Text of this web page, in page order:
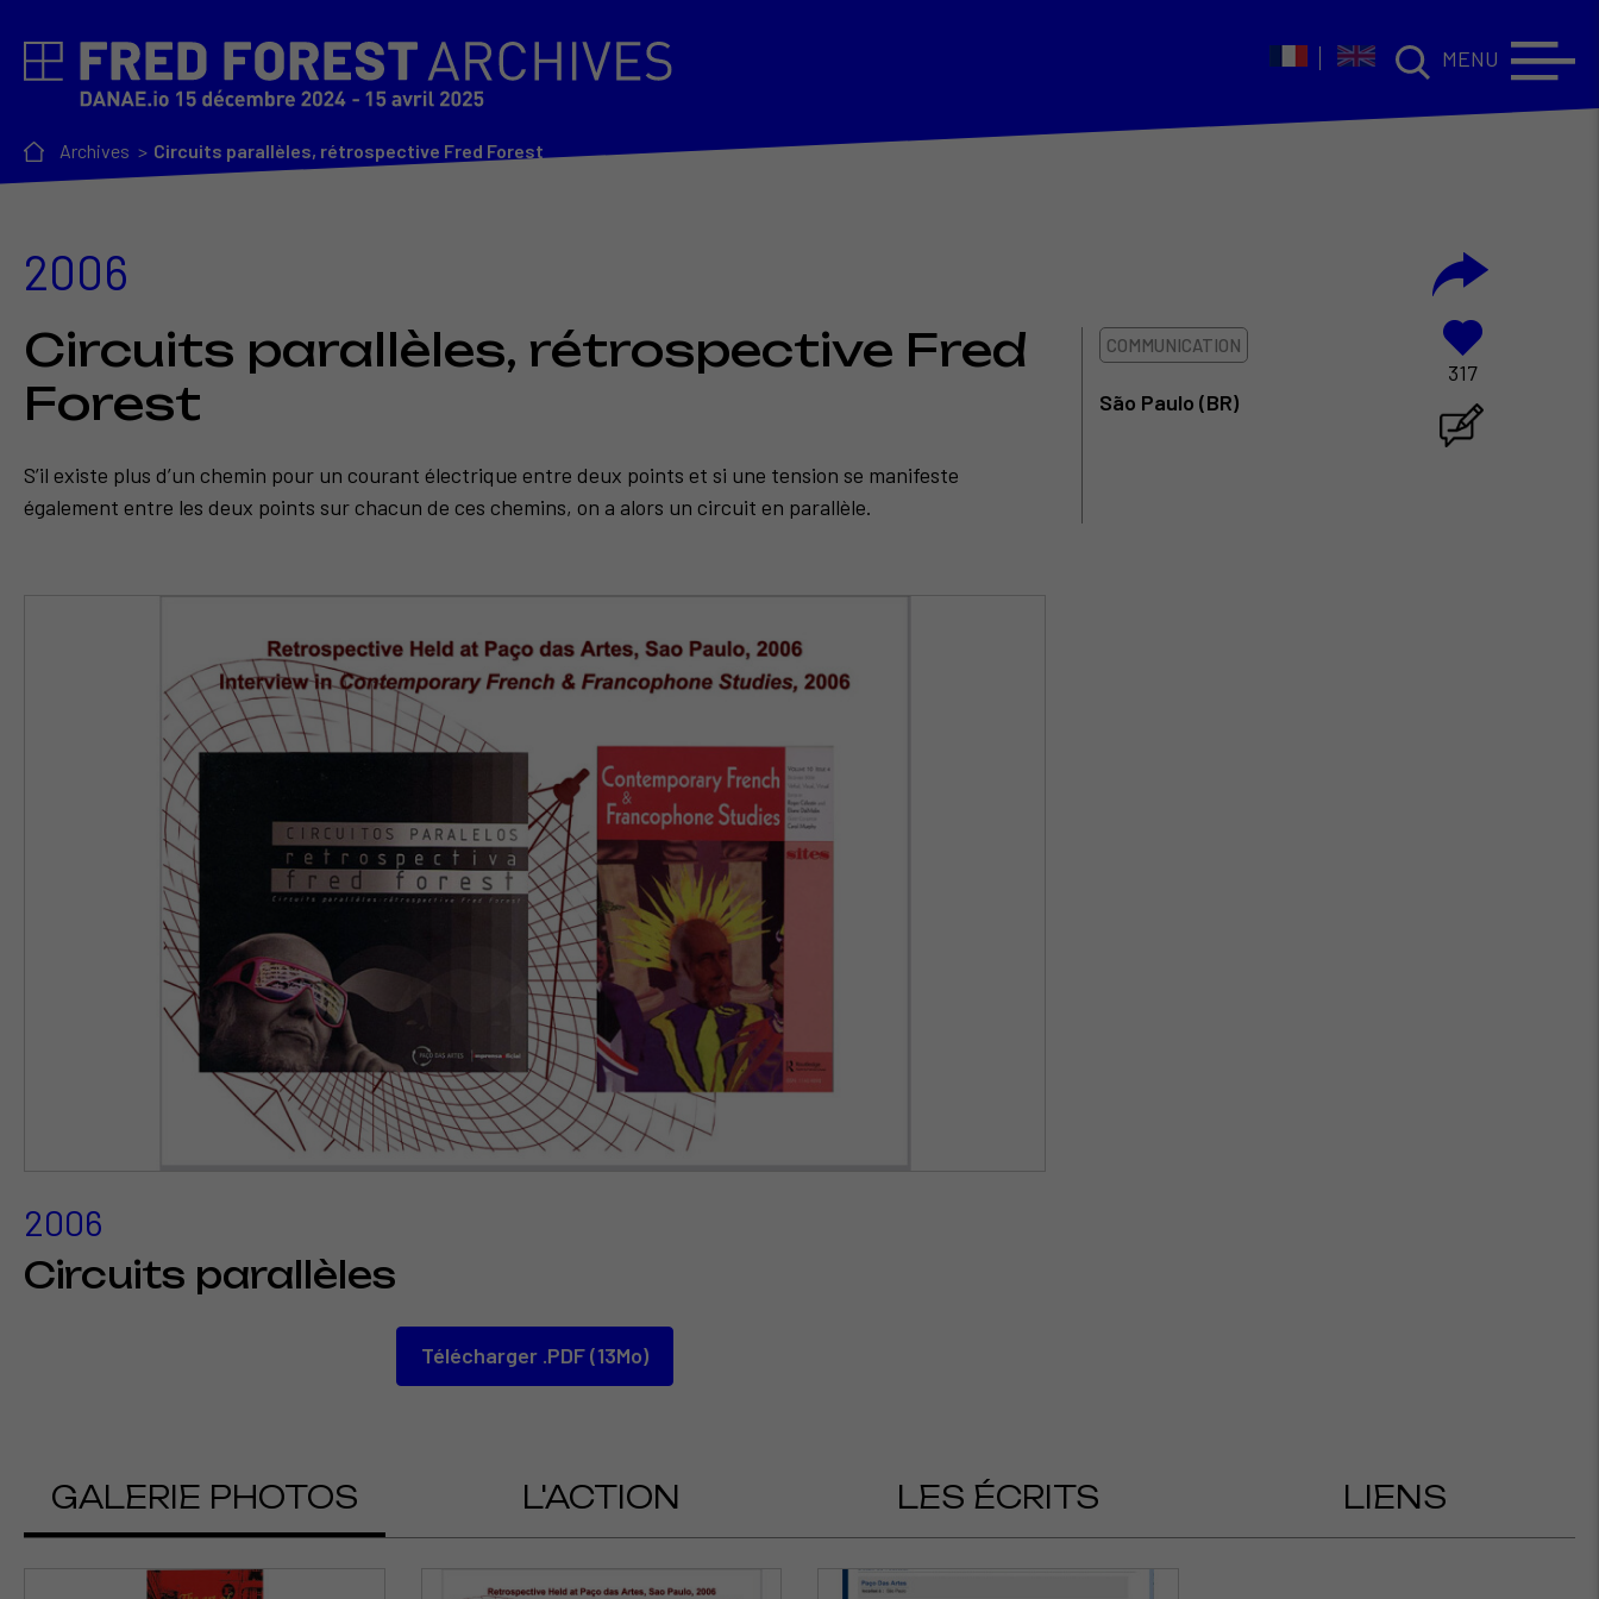
MENU
Archives Circuits parallèles, rétrospective Fred Forest
317
2006
Circuits parallèles, rétrospective Fred
Forest
S’il existe plus d’un chemin pour un courant électrique entre deux points et si une tension se manifeste
également entre les deux points sur chacun de ces chemins, on a alors un circuit en parallèle.
COMMUNICATION
São Paulo (BR)
2006
Circuits parallèles
Télécharger .PDF (13Mo)
GALERIE PHOTOS L'ACTION LES ÉCRITS LIENS